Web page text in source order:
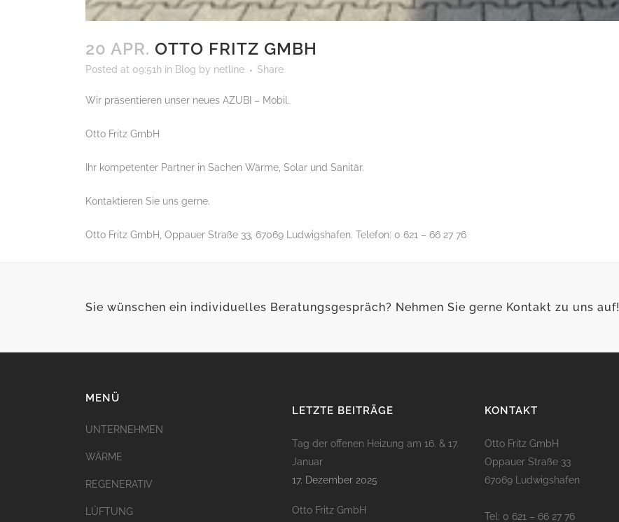
20 APR. OTTO FRITZ GMBH
Posted at 09:51h in Blog by netline Share
Wir präsentieren unser neues AZUBI – Mobil.
Otto Fritz GmbH
Ihr kompetenter Partner in Sachen Wärme, Solar und Sanitär.
Kontaktieren Sie uns gerne.
Otto Fritz GmbH, Oppauer Straße 33, 67069 Ludwigshafen. Telefon: 0 621 – 66 27 76
Sie wünschen ein individuelles Beratungsgespräch? Nehmen Sie gerne Kontakt zu uns auf!
MENÜ
UNTERNEHMEN
WÄRME
REGENERATIV
LÜFTUNG
LETZTE BEITRÄGE
Tag der offenen Heizung am 16. & 17.
Januar
17. Dezember 2025
Otto Fritz GmbH
KONTAKT
Otto Fritz GmbH
Oppauer Straße 33
67069 Ludwigshafen
Tel: 0 621 – 66 27 76